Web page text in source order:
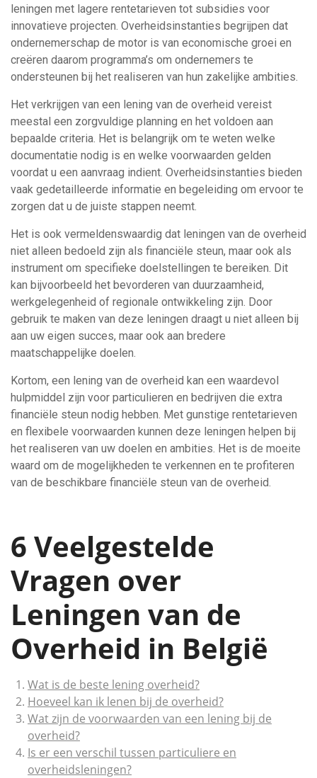
leningen met lagere rentetarieven tot subsidies voor
innovatieve projecten. Overheidsinstanties begrijpen dat
ondernemerschap de motor is van economische groei en
creëren daarom programma’s om ondernemers te
ondersteunen bij het realiseren van hun zakelijke ambities.
Het verkrijgen van een lening van de overheid vereist
meestal een zorgvuldige planning en het voldoen aan
bepaalde criteria. Het is belangrijk om te weten welke
documentatie nodig is en welke voorwaarden gelden
voordat u een aanvraag indient. Overheidsinstanties bieden
vaak gedetailleerde informatie en begeleiding om ervoor te
zorgen dat u de juiste stappen neemt.
Het is ook vermeldenswaardig dat leningen van de overheid
niet alleen bedoeld zijn als financiële steun, maar ook als
instrument om specifieke doelstellingen te bereiken. Dit
kan bijvoorbeeld het bevorderen van duurzaamheid,
werkgelegenheid of regionale ontwikkeling zijn. Door
gebruik te maken van deze leningen draagt u niet alleen bij
aan uw eigen succes, maar ook aan bredere
maatschappelijke doelen.
Kortom, een lening van de overheid kan een waardevol
hulpmiddel zijn voor particulieren en bedrijven die extra
financiële steun nodig hebben. Met gunstige rentetarieven
en flexibele voorwaarden kunnen deze leningen helpen bij
het realiseren van uw doelen en ambities. Het is de moeite
waard om de mogelijkheden te verkennen en te profiteren
van de beschikbare financiële steun van de overheid.
6 Veelgestelde
Vragen over
Leningen van de
Overheid in België
Wat is de beste lening overheid?
Hoeveel kan ik lenen bij de overheid?
Wat zijn de voorwaarden van een lening bij de
overheid?
Is er een verschil tussen particuliere en
overheidsleningen?